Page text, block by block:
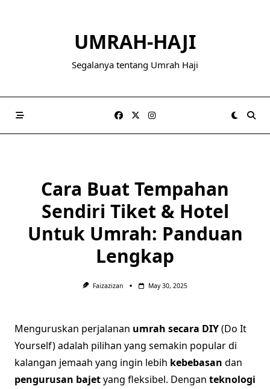
UMRAH-HAJI
Segalanya tentang Umrah Haji
Cara Buat Tempahan
Sendiri Tiket & Hotel
Untuk Umrah: Panduan
Lengkap
Faizazizan May 30, 2025
Menguruskan perjalanan umrah secara DIY(Do It
Yourself) adalah pilihan yang semakin popular di
kalangan jemaah yang ingin lebih kebebasan dan
pengurusan bajetyang fleksibel. Dengan teknologi